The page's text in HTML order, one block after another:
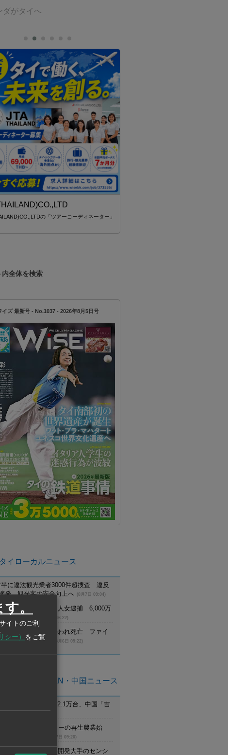
がタイへ
の「ツアーコーディネーター」
内全体を検索
イズ 最新号 - No.1037 - 2026年8月5日号
タイローカルニュース
に違法観光業者3000件超捜査 違反
発、観光客の安全向上へ
(8月7日 09:04)
ットでスウェーデン人女逮捕 6,000万
詐欺に関与
(8月6日 16:22)
職員が野生トラに襲われ死亡 ファイ
生生物保護区で
(8月6日 09:22)
亜州ASEAN・中国ニュース
】7月のEV新車登録2.1万台、中国「吉
首位
ナム】UCCがコーヒーの再生農業始
(8月7日 09:20)
】野村不動産、住宅開発大手のセンシ
。
イトのご利
シー） をご覧